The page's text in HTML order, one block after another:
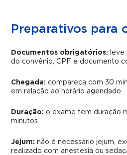
Preparativos para
Documentos obrigatórios:
leve
do convênio, CPF e documento
Chegada: compareça com 30
em relação ao horário agendado.
Duração: o exame tem duração
minutos.
Jejum: não é necessário jejum,
realizado com anestesia ou